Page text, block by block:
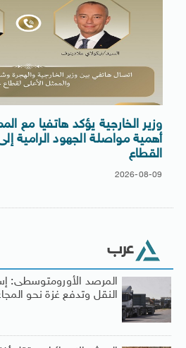
وزير الخارجية يؤكد هاتفيا مع
أهمية مواصلة الجهود الرامية
القطاع
2026-08-09
عرب
المرصد الأورومتوسطى:
النقل وتدفع غزة نحو